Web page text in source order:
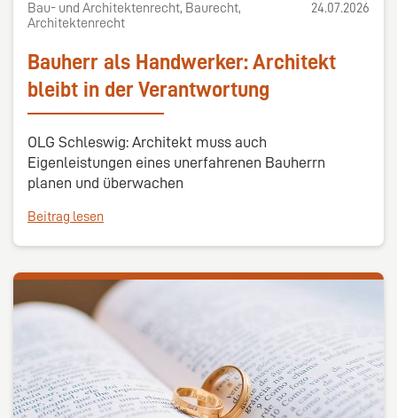
Bau- und Architektenrecht, Baurecht,
Architektenrecht
24.07.2026
Bauherr als Handwerker: Architekt
bleibt in der Verantwortung
OLG Schleswig: Architekt muss auch
Eigenleistungen eines unerfahrenen Bauherrn
planen und überwachen
Beitrag lesen